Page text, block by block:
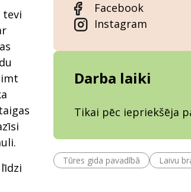
tevi
Facebook
Instagram
Darba laiki
Tikai pēc iepriekšēja
Tūres gida pavadībā Laivu